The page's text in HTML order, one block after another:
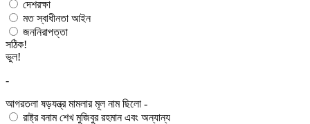
দেশরক্ষা
মত স্বাধীনতা আইন
জননিরাপত্তা
সঠিক!
ভুল!
-
আগরতলা ষড়যন্ত্র মামলার মূল নাম ছিলো -
রাষ্ট্র বনাম শেখ মুজিবুর রহমান এবং অন্যান্য